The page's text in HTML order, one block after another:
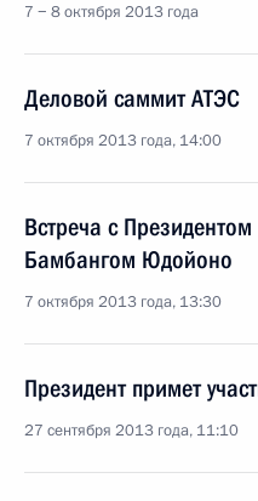
7 − 8 октября 2013 года
Деловой саммит АТЭС
7 октября 2013 года, 14:00
Встреча с
Бамбангом Юдойоно
7 октября 2013 года, 13:30
Президент примет
27 сентября 2013 года, 11:10